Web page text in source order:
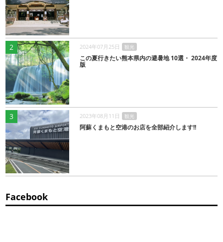
2 2024年07月25日 観光
この夏行きたい熊本県内の避暑地 10選・ 2024年度
版
3 2023年08月11日 観光
阿蘇くまもと空港のお店を全部紹介します!!
Facebook